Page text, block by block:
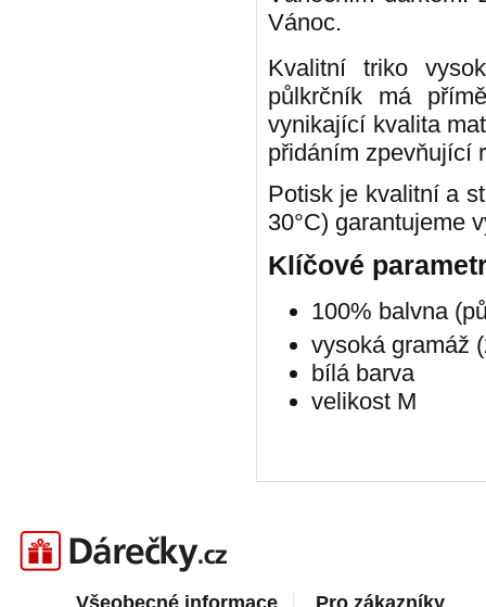
Vánoc.
Kvalitní triko
půlkrčník má
vynikající kvalita
přidáním zpevňující
Potisk je kvalitní a
30°C) garantujeme
Klíčové
100% balvna
vysoká gramáž
bílá barva
velikost M
Darečky.cz
Všeobecné informace Pro zákazníky